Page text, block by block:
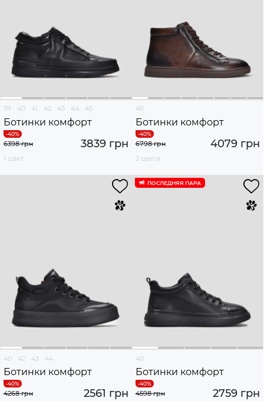
39 40 41 42 43 44 45
Ботинки комфорт
3839 грн
6398 грн
1 цвет
46
Ботинки комфорт
4079 грн
6798 грн
2 цвета
40 42 43 44
Ботинки комфорт
2561 грн
4268 грн
ПОСЛЕДНЯЯ ПАРА
40
Ботинки комфорт
2759 грн
4598 грн